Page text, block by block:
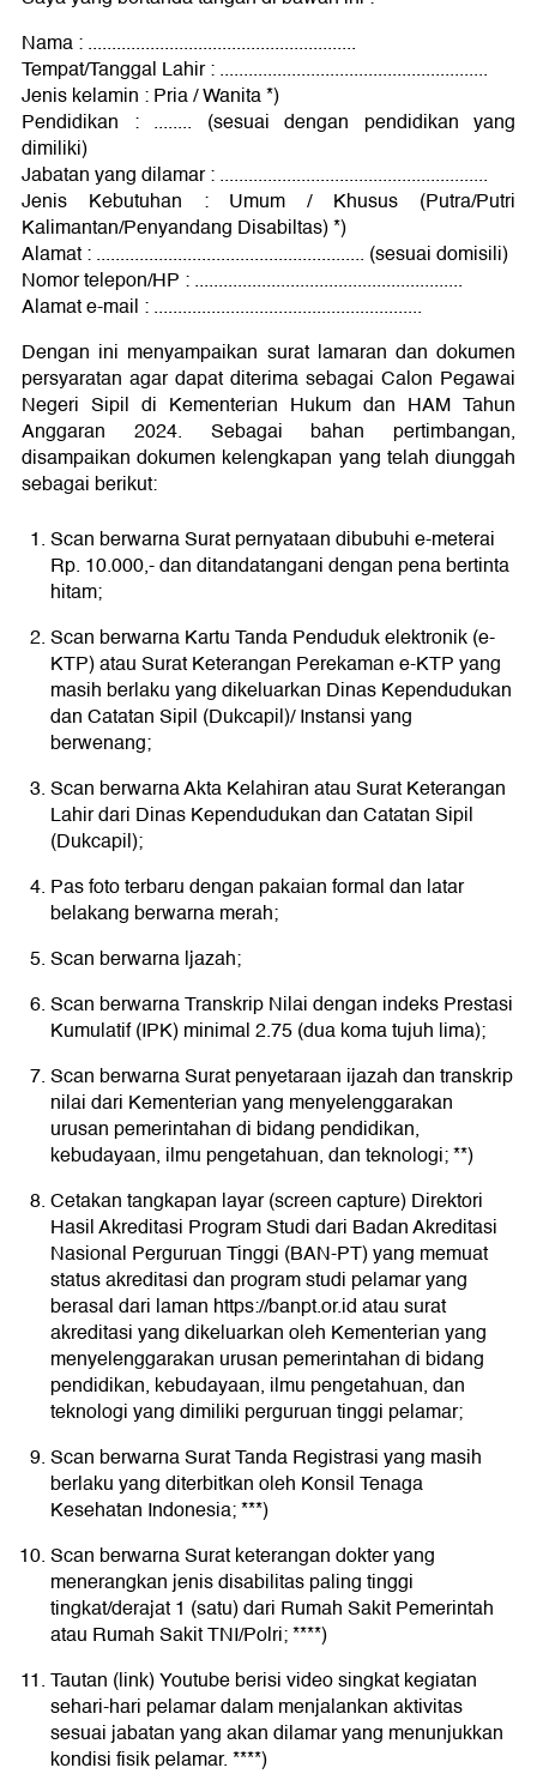
Nama : ........................................................
Tempat/Tanggal Lahir : ........................................................
Jenis kelamin : Pria / Wanita *)
Pendidikan : ........ (sesuai dengan pendidikan yang
dimiliki)
Jabatan yang dilamar : ........................................................
Jenis Kebutuhan : Umum / Khusus (Putra/Putri
Kalimantan/Penyandang Disabiltas) *)
Alamat : ........................................................ (sesuai domisili)
Nomor telepon/HP : ........................................................
Alamat e-mail : ........................................................
Dengan ini menyampaikan surat lamaran dan dokumen
persyaratan agar dapat diterima sebagai Calon Pegawai
Negeri Sipil di Kementerian Hukum dan HAM Tahun
Anggaran 2024. Sebagai bahan pertimbangan,
disampaikan dokumen kelengkapan yang telah diunggah
sebagai berikut:
Scan berwarna Surat pernyataan dibubuhi e-meterai
Rp. 10.000,- dan ditandatangani dengan pena bertinta
hitam;
Scan berwarna Kartu Tanda Penduduk elektronik (e-
KTP) atau Surat Keterangan Perekaman e-KTP yang
masih berlaku yang dikeluarkan Dinas Kependudukan
dan Catatan Sipil (Dukcapil)/ Instansi yang
berwenang;
Scan berwarna Akta Kelahiran atau Surat Keterangan
Lahir dari Dinas Kependudukan dan Catatan Sipil
(Dukcapil);
Pas foto terbaru dengan pakaian formal dan latar
belakang berwarna merah;
Scan berwarna ljazah;
Scan berwarna Transkrip Nilai dengan indeks Prestasi
Kumulatif (IPK) minimal 2.75 (dua koma tujuh lima);
Scan berwarna Surat penyetaraan ijazah dan transkrip
nilai dari Kementerian yang menyelenggarakan
urusan pemerintahan di bidang pendidikan,
kebudayaan, ilmu pengetahuan, dan teknologi; **)
Cetakan tangkapan layar (screen capture) Direktori
Hasil Akreditasi Program Studi dari Badan Akreditasi
Nasional Perguruan Tinggi (BAN-PT) yang memuat
status akreditasi dan program studi pelamar yang
berasal dari laman https://banpt.or.id atau surat
akreditasi yang dikeluarkan oleh Kementerian yang
menyelenggarakan urusan pemerintahan di bidang
pendidikan, kebudayaan, ilmu pengetahuan, dan
teknologi yang dimiliki perguruan tinggi pelamar;
Scan berwarna Surat Tanda Registrasi yang masih
berlaku yang diterbitkan oleh Konsil Tenaga
Kesehatan Indonesia; ***)
Scan berwarna Surat keterangan dokter yang
menerangkan jenis disabilitas paling tinggi
tingkat/derajat 1 (satu) dari Rumah Sakit Pemerintah
atau Rumah Sakit TNI/Polri; ****)
Tautan (link) Youtube berisi video singkat kegiatan
sehari-hari pelamar dalam menjalankan aktivitas
sesuai jabatan yang akan dilamar yang menunjukkan
kondisi fisik pelamar. ****)